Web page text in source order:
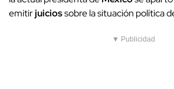
emitirjuiciossobre la situación política
▼ Publicidad